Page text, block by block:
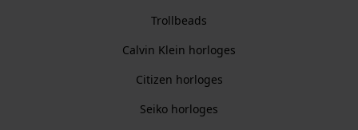
Trollbeads
Calvin Klein horloges
Citizen horloges
Seiko horloges